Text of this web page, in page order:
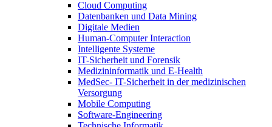
Cloud Computing
Datenbanken und Data Mining
Digitale Medien
Human-Computer Interaction
Intelligente Systeme
IT-Sicherheit und Forensik
Medizininformatik und E-Health
MedSec- IT-Sicherheit in der medizinischen
Versorgung
Mobile Computing
Software-Engineering